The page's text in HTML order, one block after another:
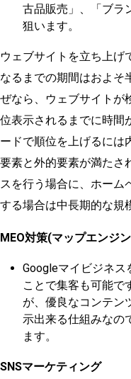
古品販売」、「ブラ
狙います。
ウェブサイトを立ち上げ
なるまでの期間はおよそ
ぜなら、ウェブサイトが
位表示されるまでに時間
ードで順位を上げるには
要素と外的要素が満たさ
スを行う場合に、ホーム
する場合は中長期的な規
MEO対策(マップエンジ
Googleマイビジネス
ことで集客も可能で
が、優良なコンテン
示出来る仕組みなの
ます。
SNSマーケティング